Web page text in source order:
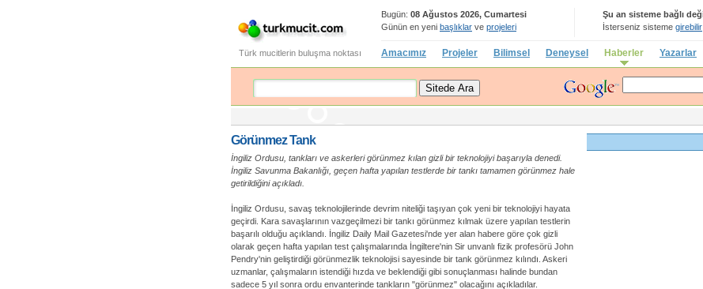
Şu an sisteme bağlı
İsterseniz sisteme girebilir
Bugün: 08 Ağustos 2026, Cumartesi
Günün en yeni başlıklar ve projeleri
Türk mucitlerin buluşma noktası Amacımız Projeler Bilimsel Deneysel Haberler Yazarlar
Görünmez Tank
İngiliz Ordusu, tankları ve askerleri görünmez kılan gizli bir teknolojiyi başarıyla denedi.
İngiliz Savunma Bakanlığı, geçen hafta yapılan testlerde bir tankı tamamen görünmez hale
getirildiğini açıkladı.
İngiliz Ordusu, savaş teknolojilerinde devrim niteliği taşıyan çok yeni bir teknolojiyi hayata
geçirdi. Kara savaşlarının vazgeçilmezi bir tankı görünmez kılmak üzere yapılan testlerin
başarılı olduğu açıklandı. İngiliz Daily Mail Gazetesi'nde yer alan habere göre çok gizli
olarak geçen hafta yapılan test çalışmalarında İngiltere'nin Sir unvanlı fizik profesörü John
Pendry'nin geliştirdiği görünmezlik teknolojisi sayesinde bir tank görünmez kılındı. Askeri
uzmanlar, çalışmaların istendiği hızda ve beklendiği gibi sonuçlanması halinde bundan
sadece 5 yıl sonra ordu envanterinde tankların "görünmez" olacağını açıkladılar.